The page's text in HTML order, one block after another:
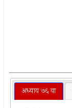
अध्याय ७६ वा